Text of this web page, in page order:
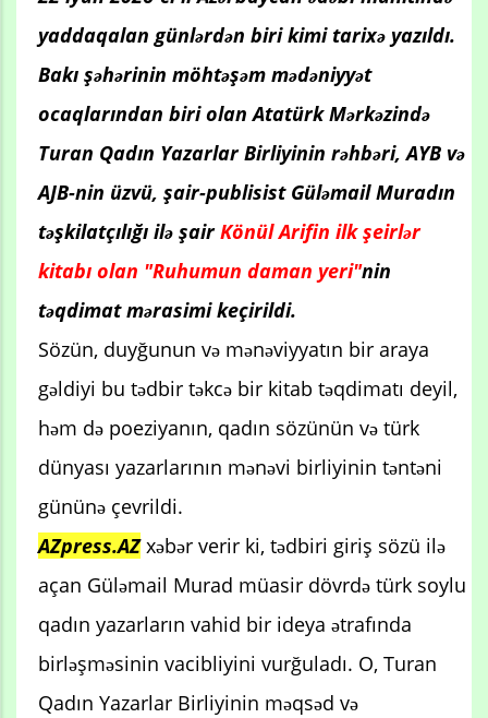
yaddaqalan günlərdən biri kimi tarixə yazıldı.
Bakı şəhərinin möhtəşəm mədəniyyət
ocaqlarından biri olan Atatürk Mərkəzində
Turan Qadın Yazarlar Birliyinin rəhbəri, AYB və
AJB-nin üzvü, şair-publisist Güləmail Muradın
təşkilatçılığı ilə şairKönül Arifin ilk şeirlər
kitabı olan "Ruhumun daman yeri"nin
təqdimat mərasimi keçirildi.
Sözün, duyğunun və mənəviyyatın bir araya
gəldiyi bu tədbir təkcə bir kitab təqdimatı deyil,
həm də poeziyanın, qadın sözünün və türk
dünyası yazarlarının mənəvi birliyinin təntəni
gününə çevrildi.
AZpress.AZ xəbər verir ki, tədbiri giriş sözü ilə
açan Güləmail Murad müasir dövrdə türk soylu
qadın yazarların vahid bir ideya ətrafında
birləşməsinin vacibliyini vurğuladı. O, Turan
Qadın Yazarlar Birliyinin məqsəd və